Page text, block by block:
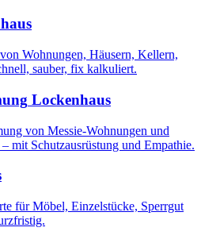
Wohnungen, Häusern, Kellern,
sauber, fix kalkuliert.
Lockenhaus
von Messie-Wohnungen und
mit Schutzausrüstung und Empathie.
für Möbel, Einzelstücke, Sperrgut